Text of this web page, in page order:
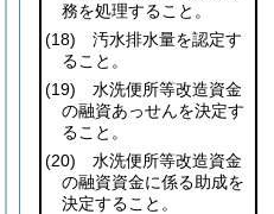
務を処理すること。
(18) 汚水排水量を認定す
ること。
(19) 水洗便所等改造資金
の融資あっせんを決定す
ること。
(20) 水洗便所等改造資金
の融資資金に係る助成を
決定すること。